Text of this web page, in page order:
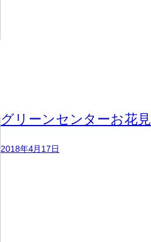
グリーンセンターお花見
2018年4月17日